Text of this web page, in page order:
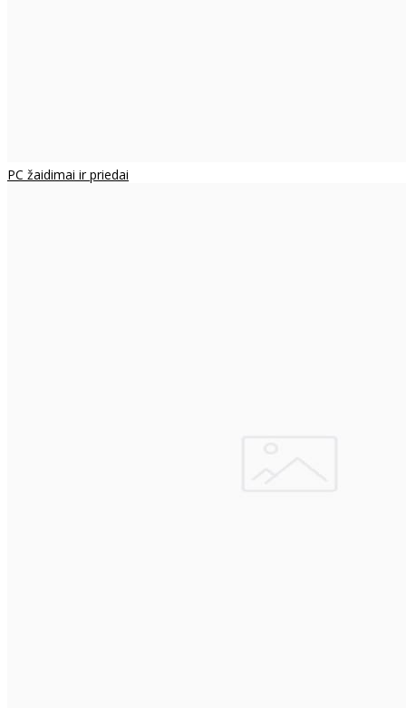
PC žaidimai ir priedai